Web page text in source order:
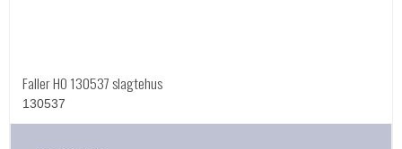
Faller HO 130537 slagtehus
130537